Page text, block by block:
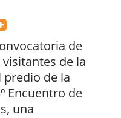
de
de la
predio de la
Encuentro de
una